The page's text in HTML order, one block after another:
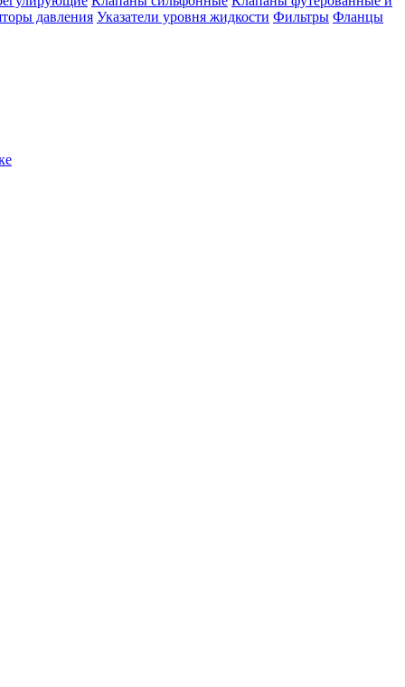
давления Указатели уровня жидкости Фильтры Фланцы